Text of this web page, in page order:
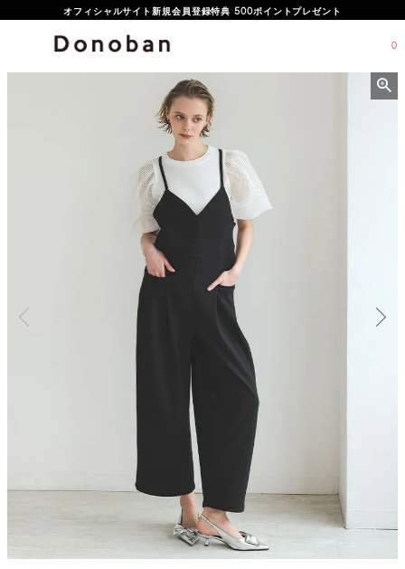
オフィシャルサイト新規会員登録特典 500ポイントプレゼント
0